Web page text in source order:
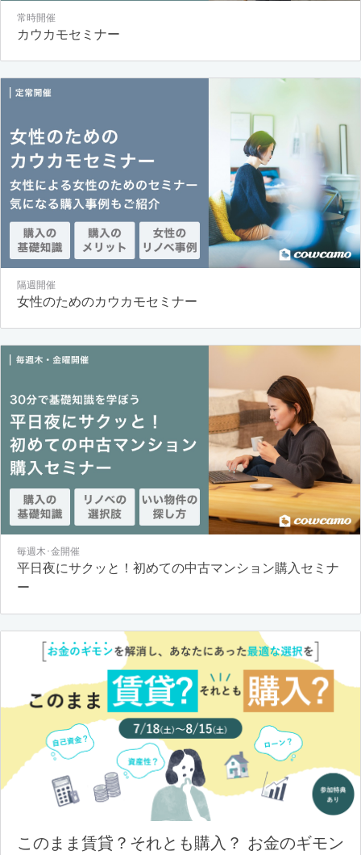
常時開催
カウカモセミナー
隔週開催
女性のためのカウカモセミナー
毎週木･金開催
平日夜にサクッと！初めての中古マンション購入セミナ
ー
このまま賃貸？それとも購入？ お金のギモン